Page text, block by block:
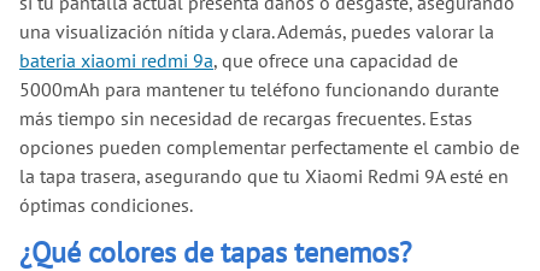
una visualización nítida y clara. Además, puedes valorar la
bateria xiaomi redmi 9a, que ofrece una capacidad de
5000mAh para mantener tu teléfono funcionando durante
más tiempo sin necesidad de recargas frecuentes. Estas
opciones pueden complementar perfectamente el cambio de
la tapa trasera, asegurando que tu Xiaomi Redmi 9A esté en
óptimas condiciones.
¿Qué colores de tapas tenemos?